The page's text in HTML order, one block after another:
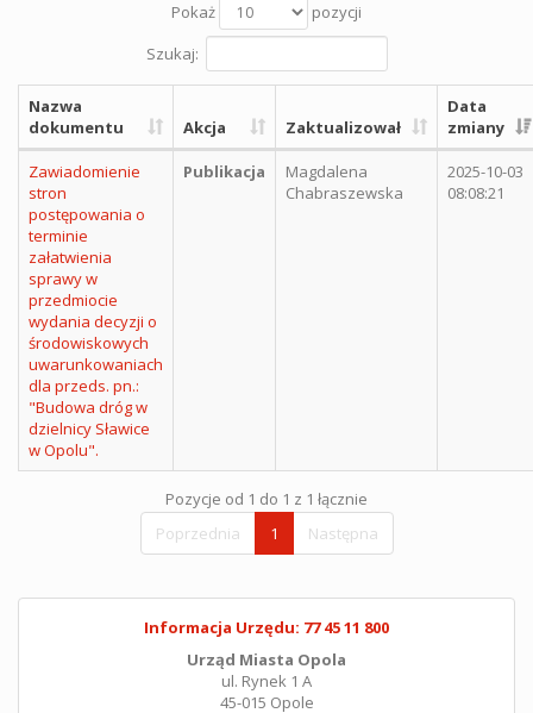
Pokaż
pozycji
Szukaj:
Nazwa
dokumentu
Akcja Zaktualizował
Data
zmiany
Zawiadomienie
stron
postępowania o
terminie
załatwienia
sprawy w
przedmiocie
wydania decyzji o
środowiskowych
uwarunkowaniach
dla przeds. pn.:
"Budowa dróg w
dzielnicy Sławice
w Opolu".
Publikacja
Magdalena
Chabraszewska
2025-10-03
08:08:21
Pozycje od 1 do 1 z 1 łącznie
Poprzednia
1 Następna
Informacja Urzędu: 77 45 11 800
Urząd Miasta Opola
ul. Rynek 1 A
45-015 Opole